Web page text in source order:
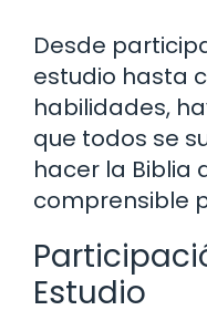
Desde
estudio hasta
habilidades,
que todos se
hacer la Biblia
comprensible
Estudio